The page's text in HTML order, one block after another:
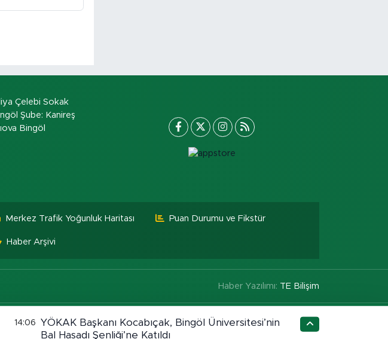
Çelebi Sokak
Şube: Kanireş
Bingöl
Merkez Trafik Yoğunluk Haritası Puan Durumu ve Fikstür
Haber Arşivi
Haber Yazılımı: TE Bilişim
14:06
YÖKAK Başkanı Kocabıçak, Bingöl Üniversitesi’nin
Bal Hasadı Şenliği’ne Katıldı